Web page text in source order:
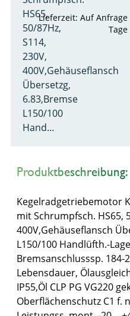
HS65,
50/87Hz,
S114,
230V,
400V,Gehäuseflansch
Übersetzg,
6.83,Bremse
L150/100
Hand…
Lieferzeit: Auf Anfrage
Tage
Produktbeschreibung:
Kegelradgetriebemotor
mit Schrumpfsch. HS65,
400V,Gehäuseflansch
L150/100 Handlüfth.-
Bremsanschlusssp. 184-
Lebensdauer,
IP55,Öl CLP PG VG220
Oberflächenschutz C1 f.